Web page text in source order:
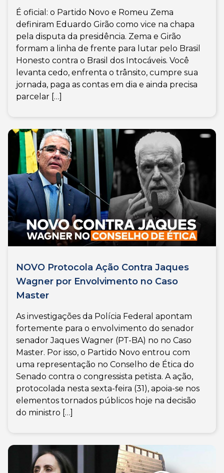
É oficial: o Partido Novo e Romeu Zema
definiram Eduardo Girão como vice na chapa
pela disputa da presidência. Zema e Girão
formam a linha de frente para lutar pelo Brasil
Honesto contra o Brasil dos Intocáveis. Você
levanta cedo, enfrenta o trânsito, cumpre sua
jornada, paga as contas em dia e ainda precisa
parcelar […]
NOVO Protocola Ação Contra Jaques
Wagner por Envolvimento no Caso
Master
As investigações da Polícia Federal apontam
fortemente para o envolvimento do senador
senador Jaques Wagner (PT-BA) no no Caso
Master. Por isso, o Partido Novo entrou com
uma representação no Conselho de Ética do
Senado contra o congressista petista. A ação,
protocolada nesta sexta-feira (31), apoia-se nos
elementos tornados públicos hoje na decisão
do ministro […]